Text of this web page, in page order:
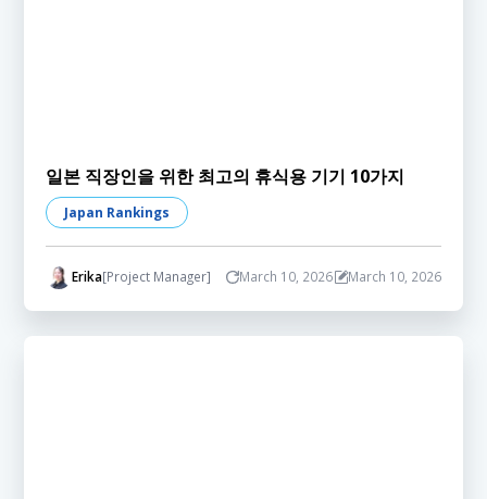
일본 직장인을 위한 최고의 휴식용 기기 10가지
Japan Rankings
Erika[Project Manager] March 10, 2026 March 10, 2026